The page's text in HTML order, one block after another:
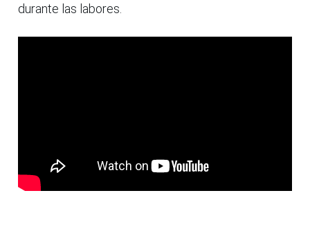
durante las labores.